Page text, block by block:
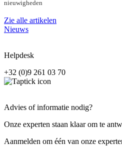
nieuwigheden
Zie alle artikelen
Nieuws
Helpdesk
+32 (0)9 261 03 70
Advies of informatie nodig?
Onze experten staan klaar om te
Aanmelden om één van onze